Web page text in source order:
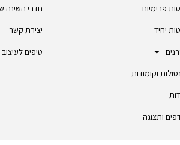
פרימיום
יחיד
וקומודות
ותצוגה
חדרי השינה
יצירת קשר
טיפים לעיצוב